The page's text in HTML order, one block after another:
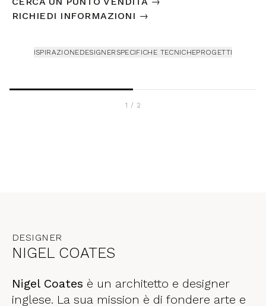
RICHIEDI INFORMAZIONI →
ISPIRAZIONEDESIGNER SPECIFICHE TECNICHEPROGETTI
1 / 2
DESIGNER
NIGEL COATES
Nigel Coates è un architetto e designer
inglese. La sua mission è di fondere arte e